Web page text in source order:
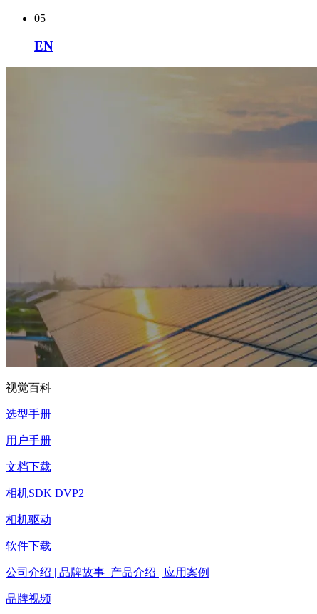
05
EN
视觉百科
选型手册
用户手册
文档下载
相机SDK DVP2
相机驱动
软件下载
公司介绍 | 品牌故事 产品介绍 | 应用案例
品牌视频